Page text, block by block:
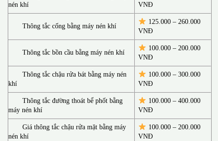
nén khí
VNĐ
Thông tắc cống bằng máy nén khí
125.000 – 260.000
VNĐ
Thông tắc bồn cầu bằng máy nén khí
100.000 – 200.000
VNĐ
Thông tắc chậu rửa bát bằng máy nén
khí
100.000 – 300.000
VNĐ
Thông tắc đường thoát bể phốt bằng
máy nén khí
100.000 – 400.000
VNĐ
Giá thông tắc chậu rửa mặt bằng máy
nén khí
100.000 – 200.000
VNĐ